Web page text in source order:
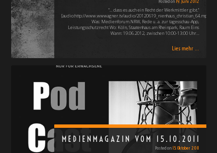
"... dass es auch ein Recht der Werkmittler gibt."
[audio:http://www.wwwagner.tv/audio/20120619_nienhaus_christian_64.mp3]
Was: Medienforum.NRW, Rede u. a. zur tagesschau-App,
Leistungsschutzrecht Wo: Köln, Staatenhaus am Rheinpark, Raum Eins
Wann: 19.06.2012, zwischen 10:00-13:00 Uhr…
Lies mehr ...
MEDIENMAGAZIN VOM 15.10.2011
Posted on 15. Oktober 2011